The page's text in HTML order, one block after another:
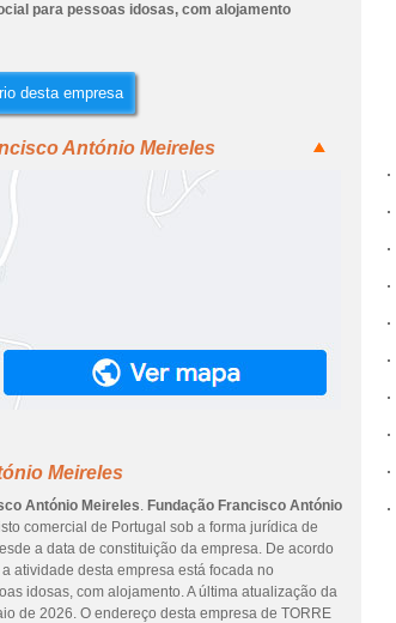
para pessoas idosas, com alojamento
desta empresa
António Meireles
Meireles
António Meireles. Fundação Francisco António
comercial de Portugal sob a forma jurídica de
a data de constituição da empresa. De acordo
atividade desta empresa está focada no
idosas, com alojamento. A última atualização da
de 2026. O endereço desta empresa de TORRE